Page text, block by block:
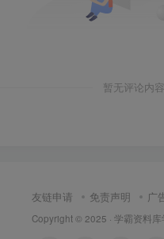
暂无评论内容
友链申请 免责声明 广
Copyright © 2025 · 学霸资料